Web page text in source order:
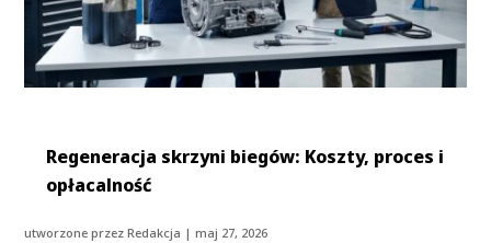
Regeneracja skrzyni biegów: Koszty, proces i
opłacalność
utworzone przezRedakcja |maj 27, 2026